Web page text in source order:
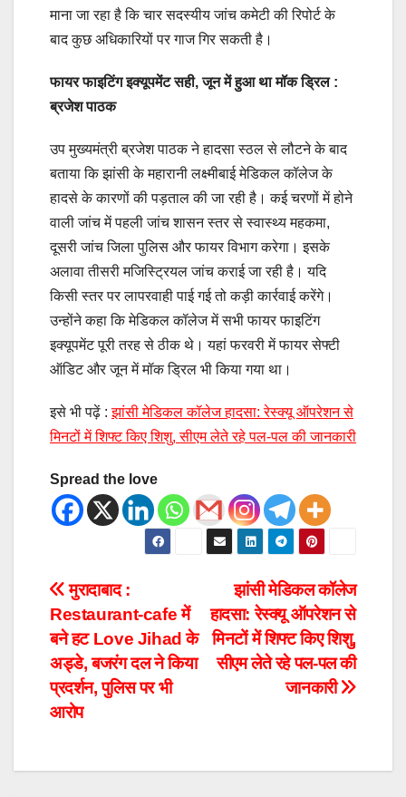
माना जा रहा है कि चार सदस्यीय जांच कमेटी की रिपोर्ट के
बाद कुछ अधिकारियों पर गाज गिर सकती है।
फायर फाइटिंग इक्यूपमेंट सही, जून में हुआ था मॉक ड्रिल :
ब्रजेश पाठक
उप मुख्यमंत्री ब्रजेश पाठक ने हादसा स्ठल से लौटने के बाद
बताया कि झांसी के महारानी लक्ष्मीबाई मेडिकल कॉलेज के
हादसे के कारणों की पड़ताल की जा रही है। कई चरणों में होने
वाली जांच में पहली जांच शासन स्तर से स्वास्थ्य महकमा,
दूसरी जांच जिला पुलिस और फायर विभाग करेगा। इसके
अलावा तीसरी मजिस्ट्रियल जांच कराई जा रही है। यदि
किसी स्तर पर लापरवाही पाई गई तो कड़ी कार्रवाई करेंगे।
उन्होंने कहा कि मेडिकल कॉलेज में सभी फायर फाइटिंग
इक्यूपमेंट पूरी तरह से ठीक थे। यहां फरवरी में फायर सेफ्टी
ऑडिट और जून में मॉक ड्रिल भी किया गया था।
इसे भी पढ़ें :झांसी मेडिकल कॉलेज हादसा: रेस्क्यू ऑपरेशन से
मिनटों में शिफ्ट किए शिशु, सीएम लेते रहे पल-पल की जानकारी
Spread the love
झांसी मेडिकल कॉलेज
हादसा: रेस्क्यू ऑपरेशन से
मिनटों में शिफ्ट किए शिशु,
सीएम लेते रहे पल-पल की
जानकारी
मुरादाबाद :
Restaurant-cafe में
बने हट Love Jihad के
अड्डे, बजरंग दल ने किया
प्रदर्शन, पुलिस पर भी
आरोप